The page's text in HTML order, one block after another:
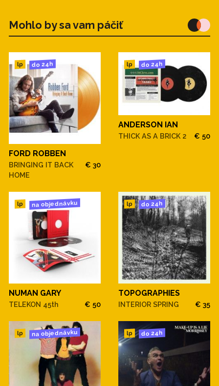
Mohlo by sa vam páčiť
lp do 24h
FORD ROBBEN
BRINGING IT BACK
HOME
€ 30
lp do 24h
ANDERSON IAN
THICK AS A BRICK 2 € 50
lp na objednávku
NUMAN GARY
TELEKON 45th € 50
lp do 24h
TOPOGRAPHIES
INTERIOR SPRING € 35
lp na objednávku lp do 24h